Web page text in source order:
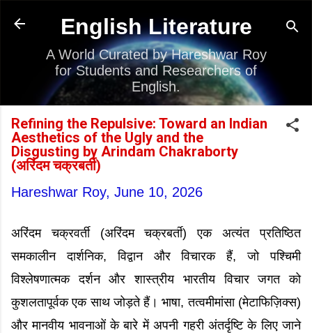
Skip to main content
English Literature
A World Curated by Hareshwar Roy
for Students and Researchers of
English.
Refining the Repulsive: Toward an Indian
Aesthetics of the Ugly and the
Disgusting by Arindam Chakraborty
(अरिंदम चक्रबर्ती)
Hareshwar Roy, June 10, 2026
अरिंदम चक्रवर्ती (अरिंदम चक्रबर्ती) एक अत्यंत प्रतिष्ठित
समकालीन दार्शनिक, विद्वान और विचारक हैं, जो पश्चिमी
विश्लेषणात्मक दर्शन और शास्त्रीय भारतीय विचार जगत को
कुशलतापूर्वक एक साथ जोड़ते हैं। भाषा, तत्वमीमांसा (मेटाफिज़िक्स)
और मानवीय भावनाओं के बारे में अपनी गहरी अंतर्दृष्टि के लिए जाने